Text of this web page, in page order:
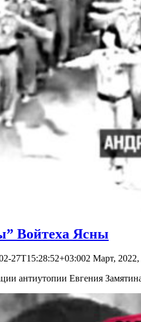
Войтеха Ясны
27T15:28:52+03:002 Март, 2022,
антиутопии Евгения